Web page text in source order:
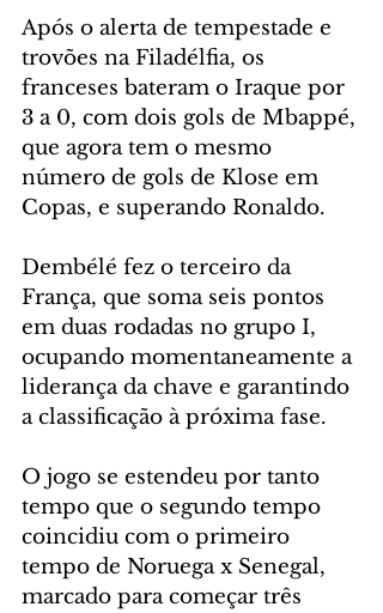
Após o alerta de tempestade e
trovões na Filadélfia, os
franceses bateram o Iraque por
3 a 0, com dois gols de Mbappé,
que agora tem o mesmo
número de gols de Klose em
Copas, e superando Ronaldo.
Dembélé fez o terceiro da
França, que soma seis pontos
em duas rodadas no grupo I,
ocupando momentaneamente a
liderança da chave e garantindo
a classificação à próxima fase.
O jogo se estendeu por tanto
tempo que o segundo tempo
coincidiu com o primeiro
tempo de Noruega x Senegal,
marcado para começar três